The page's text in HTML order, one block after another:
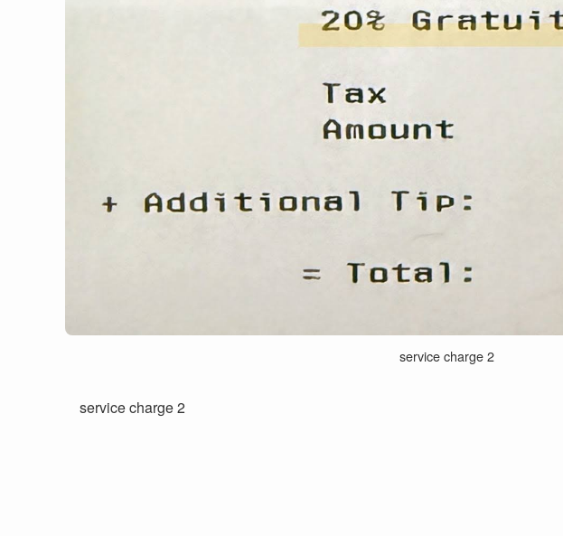
service charge 2
service charge 2